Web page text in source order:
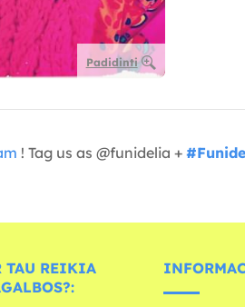
Padidinti
! Tag us as @funidelia +
TAU REIKIA